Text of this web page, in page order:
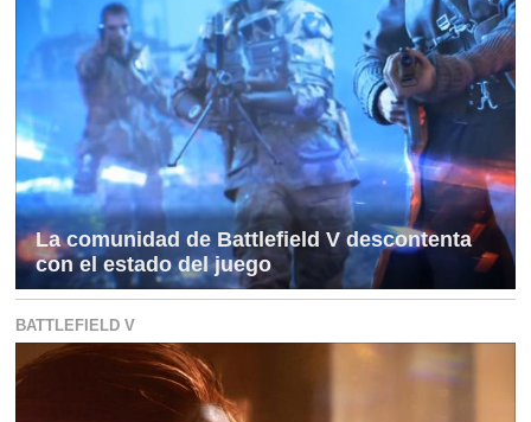
La comunidad de Battlefield V descontenta
con el estado del juego
BATTLEFIELD V